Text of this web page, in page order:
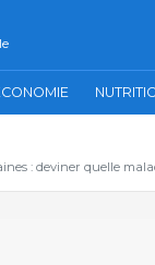
: deviner quelle